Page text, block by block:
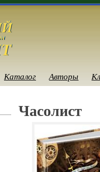
Каталог Авторы
Часолист